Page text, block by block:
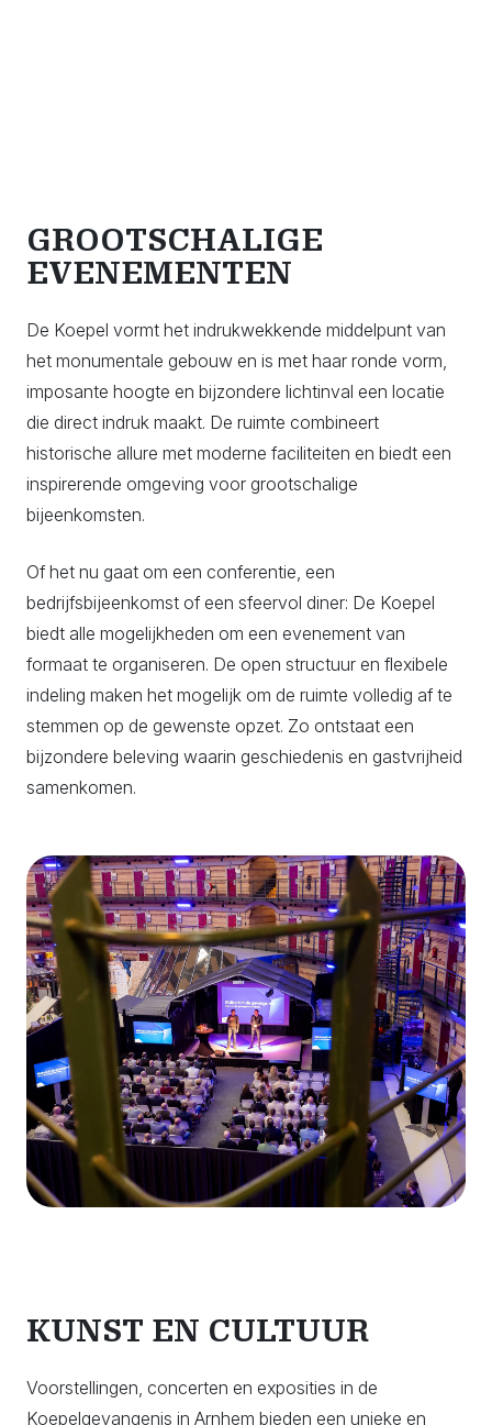
GROOTSCHALIGE
EVENEMENTEN
De Koepel vormt het indrukwekkende middelpunt van
het monumentale gebouw en is met haar ronde vorm,
imposante hoogte en bijzondere lichtinval een locatie
die direct indruk maakt. De ruimte combineert
historische allure met moderne faciliteiten en biedt een
inspirerende omgeving voor grootschalige
bijeenkomsten.
Of het nu gaat om een conferentie, een
bedrijfsbijeenkomst of een sfeervol diner: De Koepel
biedt alle mogelijkheden om een evenement van
formaat te organiseren. De open structuur en flexibele
indeling maken het mogelijk om de ruimte volledig af te
stemmen op de gewenste opzet. Zo ontstaat een
bijzondere beleving waarin geschiedenis en gastvrijheid
samenkomen.
KUNST EN CULTUUR
Voorstellingen, concerten en exposities in de
Koepelgevangenis in Arnhem bieden een unieke en